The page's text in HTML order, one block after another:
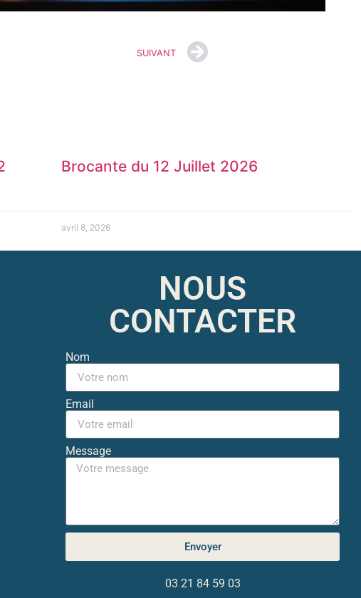
SUIVANT
Brocante du 12 Juillet 2026
avril 8, 2026
NOUS
CONTACTER
Nom
Email
Message
Envoyer
03 21 84 59 03